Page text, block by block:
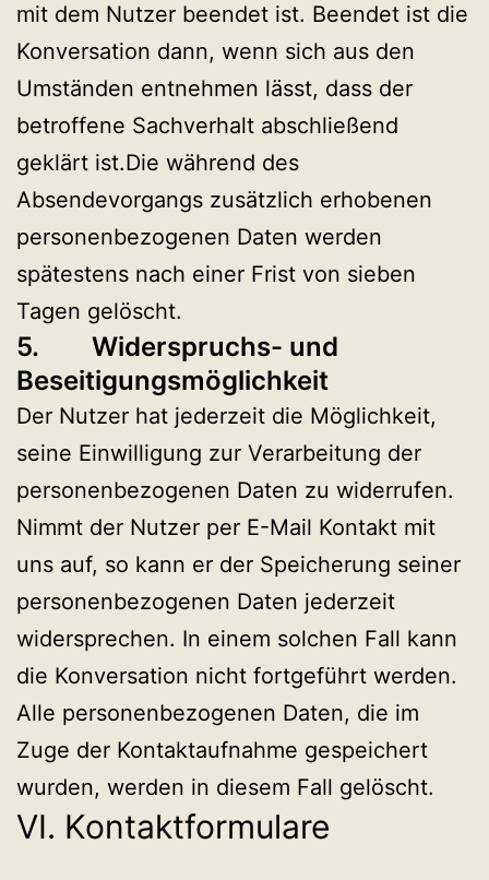
mit dem Nutzer beendet ist. Beendet ist die
Konversation dann, wenn sich aus den
Umständen entnehmen lässt, dass der
betroffene Sachverhalt abschließend
geklärt ist.Die während des
Absendevorgangs zusätzlich erhobenen
personenbezogenen Daten werden
spätestens nach einer Frist von sieben
Tagen gelöscht.
5. Widerspruchs- und
Beseitigungsmöglichkeit
Der Nutzer hat jederzeit die Möglichkeit,
seine Einwilligung zur Verarbeitung der
personenbezogenen Daten zu widerrufen.
Nimmt der Nutzer per E-Mail Kontakt mit
uns auf, so kann er der Speicherung seiner
personenbezogenen Daten jederzeit
widersprechen. In einem solchen Fall kann
die Konversation nicht fortgeführt werden.
Alle personenbezogenen Daten, die im
Zuge der Kontaktaufnahme gespeichert
wurden, werden in diesem Fall gelöscht.
VI. Kontaktformulare